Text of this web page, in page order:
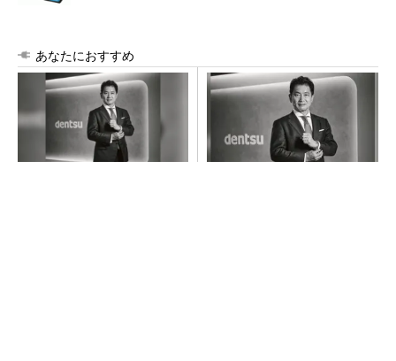
あなたにおすすめ